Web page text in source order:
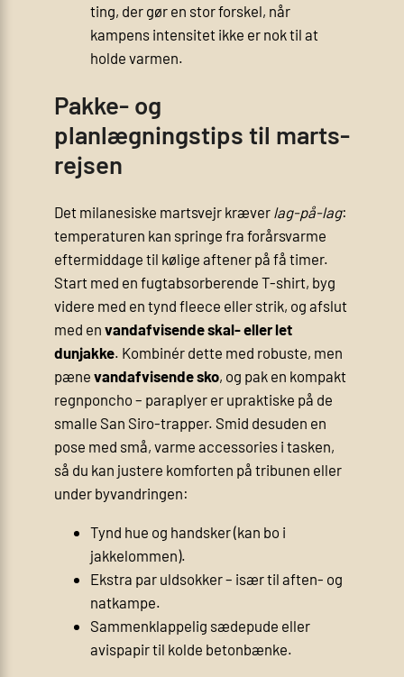
ting, der gør en stor forskel, når
kampens intensitet ikke er nok til at
holde varmen.
Pakke- og
planlægningstips til marts-
rejsen
Det milanesiske martsvejr kræver lag-på-lag:
temperaturen kan springe fra forårsvarme
eftermiddage til kølige aftener på få timer.
Start med en fugtabsorberende T-shirt, byg
videre med en tynd fleece eller strik, og afslut
med en vandafvisende skal- eller let
dunjakke. Kombinér dette med robuste, men
pæne vandafvisende sko, og pak en kompakt
regnponcho – paraplyer er upraktiske på de
smalle San Siro-trapper. Smid desuden en
pose med små, varme accessories i tasken,
så du kan justere komforten på tribunen eller
under byvandringen:
Tynd hue og handsker (kan bo i
jakkelommen).
Ekstra par uldsokker – især til aften- og
natkampe.
Sammenklappelig sædepude eller
avispapir til kolde betonbænke.